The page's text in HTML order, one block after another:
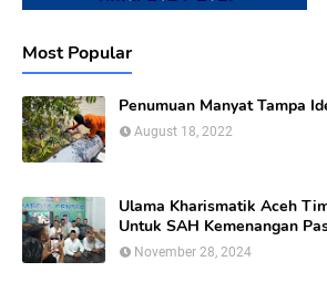
Most Popular
Penumuan Manyat Tampa
August 18, 2022
Ulama Kharismatik Aceh
Untuk SAH Kemenangan
Timur calon nomor Urut 01
November 28, 2024